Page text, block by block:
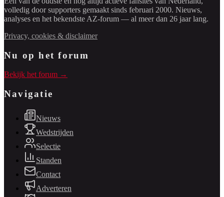
volledig door supporters gemaakt sinds februari 2000. Nieuws,
analyses en het bekendste AZ-forum — al meer dan 26 jaar lang.
Privacy, cookies & disclaimer
Nu op het forum
Bekijk het forum →
Navigatie
Nieuws
Wedstrijden
Selectie
Standen
Contact
Adverteren